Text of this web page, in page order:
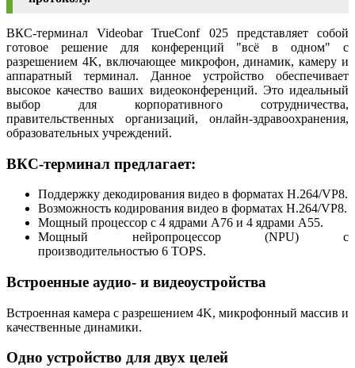
ВКС-терминал Videobar TrueConf 025 представляет собой
готовое решение для конференций "всё в одном" с
разрешением 4K, включающее микрофон, динамик, камеру и
аппаратный терминал. Данное устройство обеспечивает
высокое качество ваших видеоконференций. Это идеальный
выбор для корпоративного сотрудничества,
правительственных организаций, онлайн-здравоохранения,
образовательных учреждений.
ВКС-терминал предлагает:
Поддержку декодирования видео в форматах H.264/VP8.
Возможность кодирования видео в форматах H.264/VP8.
Мощный процессор с 4 ядрами A76 и 4 ядрами A55.
Мощный нейропроцессор (NPU) с
производительностью 6 TOPS.
Встроенные аудио- и видеоустройства
Встроенная камера с разрешением 4K, микрофонный массив и
качественные динамики.
Одно устройство для двух целей